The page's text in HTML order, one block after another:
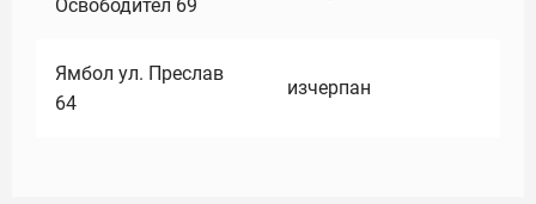
Освободител 69
Ямбол ул. Преслав
64
изчерпан